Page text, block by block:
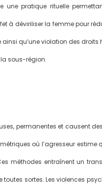
une pratique rituelle
à déviriliser la femme pour
qu’une violation des
sous-région.
permanentes et causent
où l’agresseur
méthodes entraînent un
sortes. Les violences